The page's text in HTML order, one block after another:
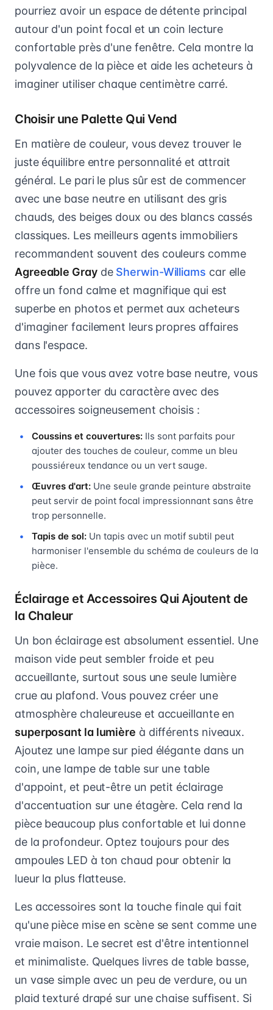
pourriez avoir un espace de détente principal
autour d'un point focal et un coin lecture
confortable près d'une fenêtre. Cela montre la
polyvalence de la pièce et aide les acheteurs à
imaginer utiliser chaque centimètre carré.
Choisir une Palette Qui Vend
En matière de couleur, vous devez trouver le
juste équilibre entre personnalité et attrait
général. Le pari le plus sûr est de commencer
avec une base neutre en utilisant des gris
chauds, des beiges doux ou des blancs cassés
classiques. Les meilleurs agents immobiliers
recommandent souvent des couleurs comme
Agreeable Grayde Sherwin-Williams car elle
offre un fond calme et magnifique qui est
superbe en photos et permet aux acheteurs
d'imaginer facilement leurs propres affaires
dans l'espace.
Une fois que vous avez votre base neutre, vous
pouvez apporter du caractère avec des
accessoires soigneusement choisis :
Coussins et couvertures: Ils sont parfaits pour
ajouter des touches de couleur, comme un bleu
poussiéreux tendance ou un vert sauge.
Œuvres d'art: Une seule grande peinture abstraite
peut servir de point focal impressionnant sans être
trop personnelle.
Tapis de sol: Un tapis avec un motif subtil peut
harmoniser l'ensemble du schéma de couleurs de la
pièce.
Éclairage et Accessoires Qui Ajoutent de
la Chaleur
Un bon éclairage est absolument essentiel. Une
maison vide peut sembler froide et peu
accueillante, surtout sous une seule lumière
crue au plafond. Vous pouvez créer une
atmosphère chaleureuse et accueillante en
superposant la lumière à différents niveaux.
Ajoutez une lampe sur pied élégante dans un
coin, une lampe de table sur une table
d'appoint, et peut-être un petit éclairage
d'accentuation sur une étagère. Cela rend la
pièce beaucoup plus confortable et lui donne
de la profondeur. Optez toujours pour des
ampoules LED à ton chaud pour obtenir la
lueur la plus flatteuse.
Les accessoires sont la touche finale qui fait
qu'une pièce mise en scène se sent comme une
vraie maison. Le secret est d'être intentionnel
et minimaliste. Quelques livres de table basse,
un vase simple avec un peu de verdure, ou un
plaid texturé drapé sur une chaise suffisent. Si